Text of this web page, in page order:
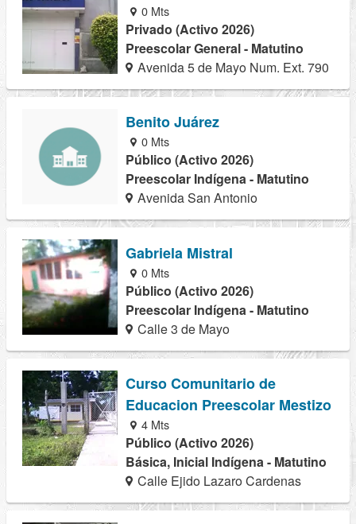
0 Mts
Privado (Activo 2026)
Preescolar General - Matutino
Avenida 5 de Mayo Num. Ext. 790
Benito Juárez
0 Mts
Público (Activo 2026)
Preescolar Indígena - Matutino
Avenida San Antonio
Gabriela Mistral
0 Mts
Público (Activo 2026)
Preescolar Indígena - Matutino
Calle 3 de Mayo
Curso Comunitario de
Educacion Preescolar Mestizo
4 Mts
Público (Activo 2026)
Básica, Inicial Indígena - Matutino
Calle Ejido Lazaro Cardenas